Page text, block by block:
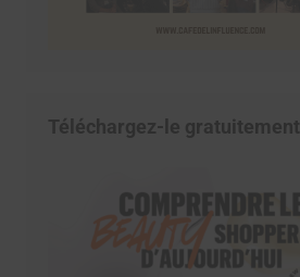
Téléchargez-le gratuitement